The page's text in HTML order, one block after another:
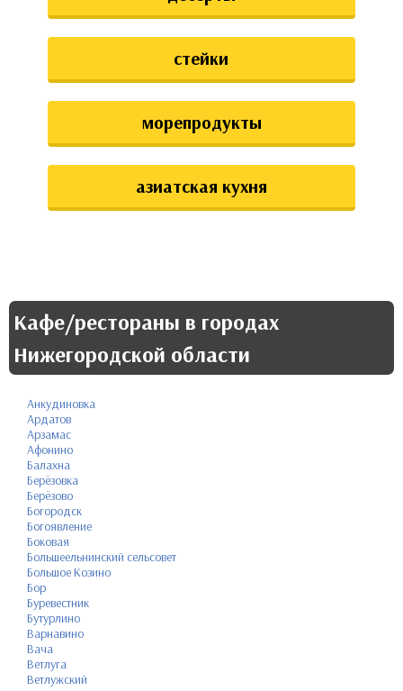
стейки
морепродукты
азиатская кухня
Кафе/рестораны в городах
Нижегородской области
Анкудиновка
Ардатов
Арзамас
Афонино
Балахна
Берёзовка
Берёзово
Богородск
Богоявление
Боковая
Большеельнинский сельсовет
Большое Козино
Бор
Буревестник
Бутурлино
Варнавино
Вача
Ветлуга
Ветлужский